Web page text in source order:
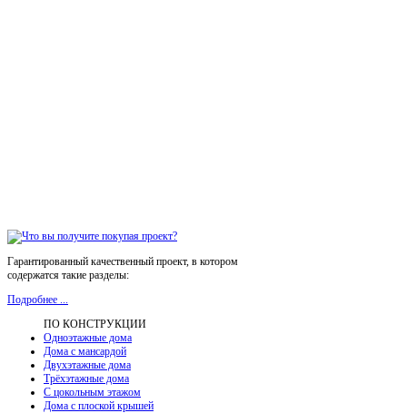
Гарантированный качественный проект, в котором
содержатся такие разделы:
Подробнее ...
ПО КОНСТРУКЦИИ
Одноэтажные дома
Дома с мансардой
Двухэтажные дома
Трёхэтажные дома
С цокольным этажом
Дома с плоской крышей